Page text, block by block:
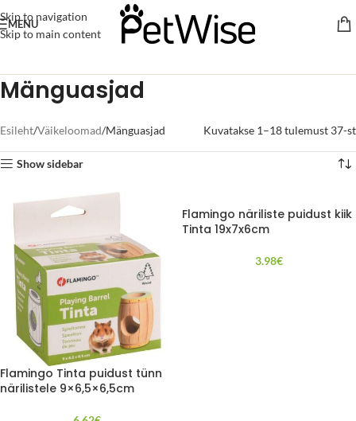
Skip to navigation
Skip to main content
MENU
Mänguasjad
Esileht Väikeloomad Mänguasjad Kuvatakse 1–18 tulemust 37-st
Show sidebar
Flamingo Tinta puidust tünn
närilistele 9×6,5×6,5cm
Flamingo näriliste puidust kiik
Tinta 19x7x6cm
3.98€